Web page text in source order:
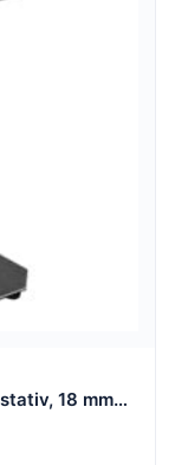
18 mm